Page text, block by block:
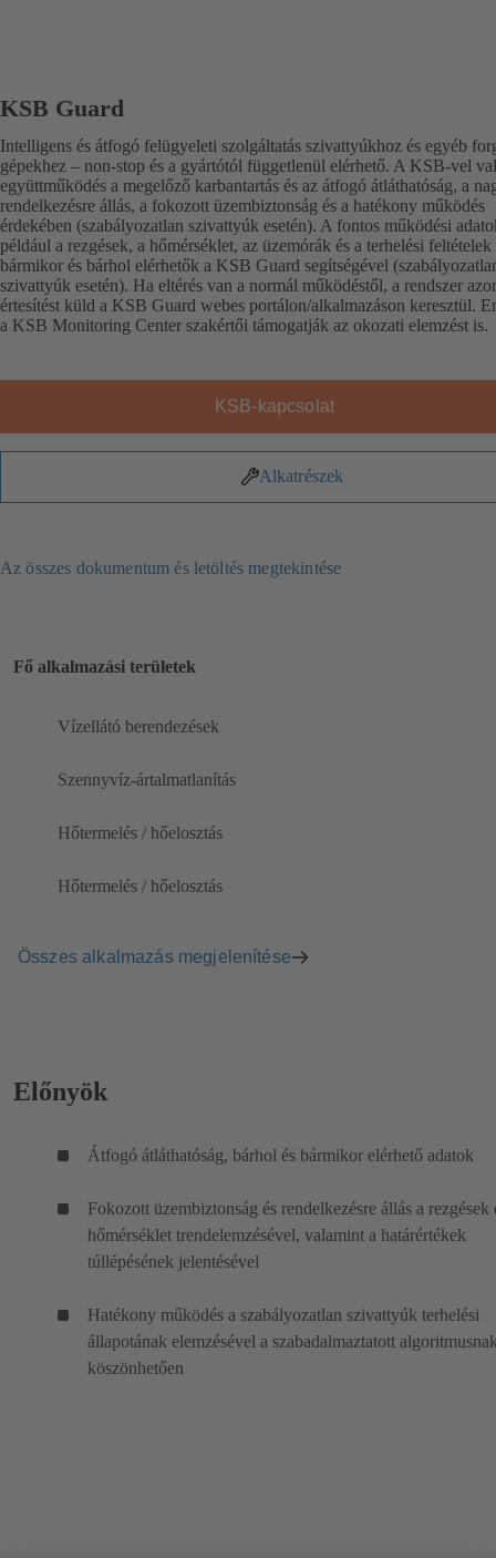
KSB Guard
Intelligens és átfogó felügyeleti szolgáltatás szivattyúkhoz és egyéb
gépekhez – non-stop és a gyártótól függetlenül elérhető. A KSB-vel
együttműködés a megelőző karbantartás és az átfogó átláthatóság, a
rendelkezésre állás, a fokozott üzembiztonság és a hatékony működés
érdekében (szabályozatlan szivattyúk esetén). A fontos működési
például a rezgések, a hőmérséklet, az üzemórák és a terhelési feltételek
bármikor és bárhol elérhetők a KSB Guard segítségével
szivattyúk esetén). Ha eltérés van a normál működéstől, a rendszer
értesítést küld a KSB Guard webes portálon/alkalmazáson keresztül.
a KSB Monitoring Center szakértői támogatják az okozati elemzést is.
KSB-kapcsolat
Alkatrészek
Az összes dokumentum és letöltés megtekintése
Fő alkalmazási területek
Vízellátó berendezések
Szennyvíz-ártalmatlanítás
Hőtermelés / hőelosztás
Hőtermelés / hőelosztás
Összes alkalmazás megjelenítése
Előnyök
Átfogó átláthatóság, bárhol és bármikor elérhető adatok
Fokozott üzembiztonság és rendelkezésre állás a rezgések
hőmérséklet trendelemzésével, valamint a határértékek
túllépésének jelentésével
Hatékony működés a szabályozatlan szivattyúk terhelési
állapotának elemzésével a szabadalmaztatott
köszönhetően